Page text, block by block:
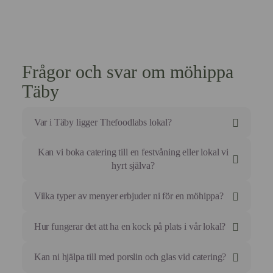
Frågor och svar om möhippa
Täby
Var i Täby ligger Thefoodlabs lokal?
Vår Food Studio ligger på Ynglingagatan 12 i
Vasastan, nära Odenplan med utmärkta
Kan vi boka catering till en festvåning eller lokal vi
hyrt själva?
Absolut, vi erbjuder fullständig service med kockar
och personal till den lokal ni valt i Täbyområdet.
Vilka typer av menyer erbjuder ni för en möhippa?
Vi erbjuder allt från interaktiva matlagningskurser med
specifika teman till sharing-menyer, bufféer och
Hur fungerar det att ha en kock på plats i vår lokal?
Vår kock tar med sig alla råvaror och nödvändig
Kan ni hjälpa till med porslin och glas vid catering?